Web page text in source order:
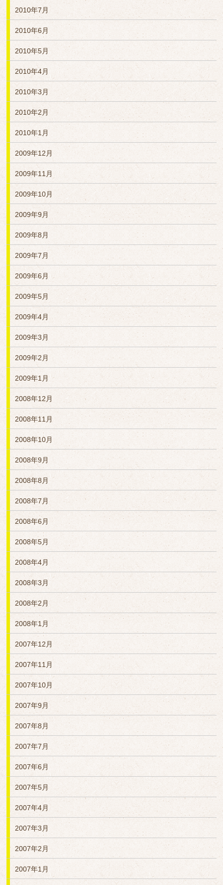
2010年7月
2010年6月
2010年5月
2010年4月
2010年3月
2010年2月
2010年1月
2009年12月
2009年11月
2009年10月
2009年9月
2009年8月
2009年7月
2009年6月
2009年5月
2009年4月
2009年3月
2009年2月
2009年1月
2008年12月
2008年11月
2008年10月
2008年9月
2008年8月
2008年7月
2008年6月
2008年5月
2008年4月
2008年3月
2008年2月
2008年1月
2007年12月
2007年11月
2007年10月
2007年9月
2007年8月
2007年7月
2007年6月
2007年5月
2007年4月
2007年3月
2007年2月
2007年1月